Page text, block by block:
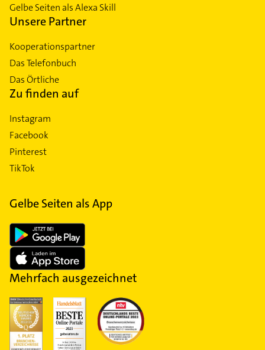
Gelbe Seiten als Alexa Skill
Unsere Partner
Kooperationspartner
Das Telefonbuch
Das Örtliche
Zu finden auf
Instagram
Facebook
Pinterest
TikTok
Gelbe Seiten als App
Mehrfach ausgezeichnet